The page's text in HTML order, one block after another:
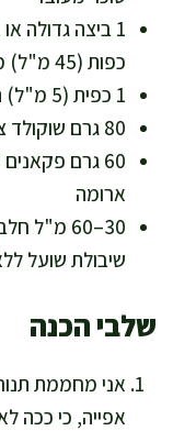
כפות (45 מ"ל) מים לגרסה טבעונית
1 כפית (5 מ"ל) תמצית וניל איכותית
80 גרם שוקולד צ'יפס מריר 70% או שוקולד קצוץ קטן
60 גרם
ארומה
30–60
שיבולת שועל
שלבי הכנה
אפייה, כי ככה